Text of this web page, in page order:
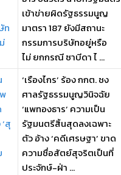
ท
เข้าข่ายผิดรัฐธรรมนูญ
มาตรา 187 ยังมีสถานะ
กรรมการบริษัทอยู่หรือ
ไม่ ยกกรณี ซาบีดา ไ ...
สุ
‘เรืองไกร’ ร้อง กกต. ชง
ศาลรัฐธรรมนูญวินิจฉัย
‘แพทองธาร’ ความเป็น
รัฐมนตรีสิ้นสุดลงเฉพาะ
ตัว อ้าง ‘คดีเศรษฐา’ ขาด
ความซื่อสัตย์สุจริตเป็นที่
ประจักษ์-ฝ่า ...